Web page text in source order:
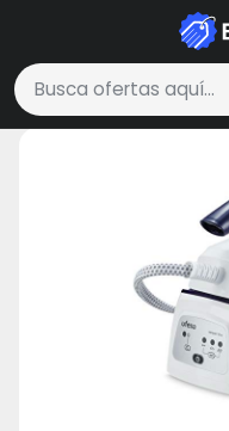
Buscar ofertas
Hogar y CocinaUfesa